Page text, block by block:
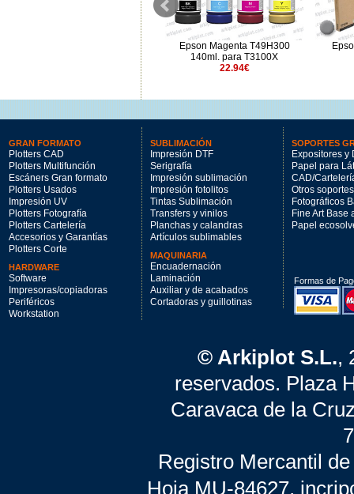
Epson T50U4 amarillo 350ml
Epson Magenta T49H300
140ml. para T3100X
22.94€
GRAN FORMATO
Plotters CAD
Plotters Multifunción
Escáners Gran formato
Plotters Usados
Impresión UV
Plotters Fotografía
Plotters Cartelería
Accesorios y Garantías
Plotters Corte
HARDWARE
Software
Impresoras/copiadoras
Periféricos
Workstation
SUBLIMACIÓN
Impresión DTF
Serigrafía
Impresión sublimación
Impresión fotolitos
Tintas Sublimación
Transfers y vinilos
Planchas y calandras
Artículos sublimables
MAQUINARIA
Encuadernación
Laminación
Auxiliar y de acabados
Cortadoras y guillotinas
SOPORTES
Expositores y
Papel para
CAD/
Otros soportes
Fotográficos
Fine Art Base
Papel
Formas de
© Arkiplot S.L.,
reservados. Plaza
Caravaca de la
Registro Mercantil
Hoja MU-84627,